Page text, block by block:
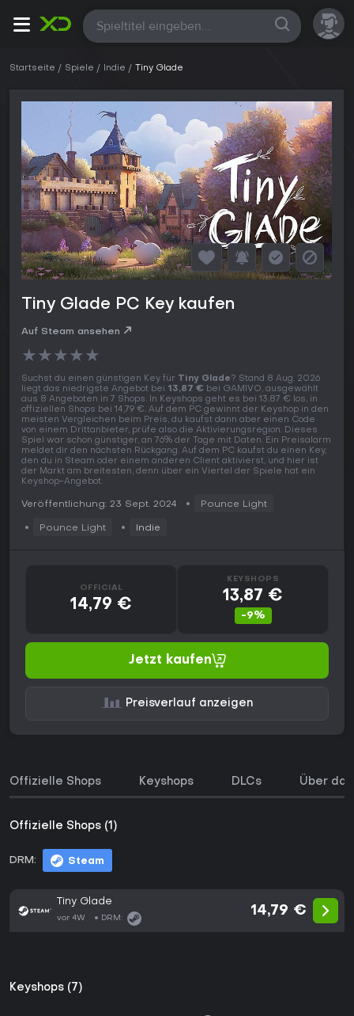
Alle
Startseite Spiele Indie Tiny Glade
Tiny Glade PC Key kaufen
Auf Steam ansehen
★★★★★
Suchst du einen günstigen Key für Tiny Glade? Stand 8 Aug. 2026
liegt das niedrigste Angebot bei 13,87 € bei GAMIVO, ausgewählt
aus 8 Angeboten in 7 Shops. In Keyshops geht es bei 13,87 € los, in
offiziellen Shops bei 14,79 €. Auf dem PC gewinnt der Keyshop in den
meisten Vergleichen beim Preis, du kaufst dann aber einen Code
von einem Drittanbieter, prüfe also die Aktivierungsregion. Dieses
Spiel war schon günstiger, an 76% der Tage mit Daten. Ein Preisalarm
meldet dir den nächsten Rückgang. Auf dem PC kaufst du einen Key,
den du in Steam oder einem anderen Client aktivierst, und hier ist
der Markt am breitesten, denn über ein Viertel der Spiele hat ein
Keyshop-Angebot.
Veröffentlichung: 23 Sept. 2024 Pounce Light
Pounce Light Indie
OFFICIAL
14,79 €
KEYSHOPS
13,87 €
-9%
Jetzt kaufen
Preisverlauf anzeigen
Offizielle Shops Keyshops DLCs Über
Offizielle Shops (1)
DRM: Steam
Tiny Glade
vor 4W DRM:
14,79 €
Keyshops (7)